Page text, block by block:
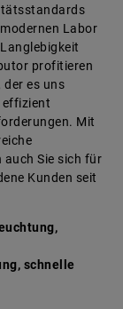
Labor
profitieren
es uns
effizient
Mit
Sie sich für
Kunden seit
schnelle